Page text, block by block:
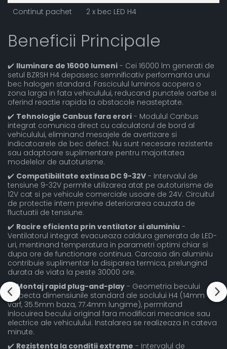
Continut pachet
2 x bec LED H4
Beneficii Principale
✔️ Iluminare de 16000 lumeni - Cei 16000 lm generati de
setul BZRSH H4 depasesc semnificativ performanta unui
bec halogen standard. Fasciculul luminos acopera o
zona larga in fata vehiculului, reducand punctele oarbe si
oferind reactie rapida la obstacole neasteptate.
✔️ Tehnologie Canbus fara erori - Modulul Canbus
integrat comunica direct cu calculatorul de bord al
vehiculului, eliminand mesajele de avertizare si
indicatoarele de bec defect. Nu sunt necesare rezistente
sau adaptoare suplimentare pentru majoritatea
modelelor de autoturisme.
✔️ Compatibilitate extinsa DC 9-32V - Intervalul de
tensiune 9-32V permite utilizarea atat pe autoturisme de
12V cat si pe vehicule comerciale usoare de 24V. Circuitul
de protectie intern previne deteriorarea cauzata de
fluctuatii de tensiune.
✔️ Racire eficienta prin ventilator si aluminiu -
Ventilatorul integrat evacueaza caldura generata de LED-
uri, mentinand temperatura in parametri optimi chiar si
dupa ore de functionare continua. Carcasa din aluminiu
contribuie suplimentar la disiparea termica, prelungind
durata de viata la peste 30000 ore.
✔️Montaj rapid plug-and-play - Geometria becului
respecta dimensiunile standard ale soclului H4 (14mm
varf, 35.5mm baza, 77.4mm lungime), permitand
inlocuirea becului original fara modificari mecanice sau
electrice ale vehiculului. Instalarea se realizeaza in cateva
minute.
✔️ Rezistenta la conditii extreme - Intervalul de